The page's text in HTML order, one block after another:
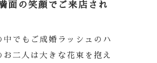
面の笑顔でご来店され
でもご成婚ラッシュのハ
お二人は大きな花束を抱え